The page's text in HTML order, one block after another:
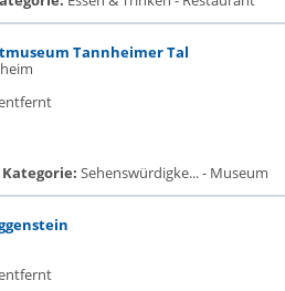
Tannheimer Tal
Kategorie: Sehenswürdigke... - Museum